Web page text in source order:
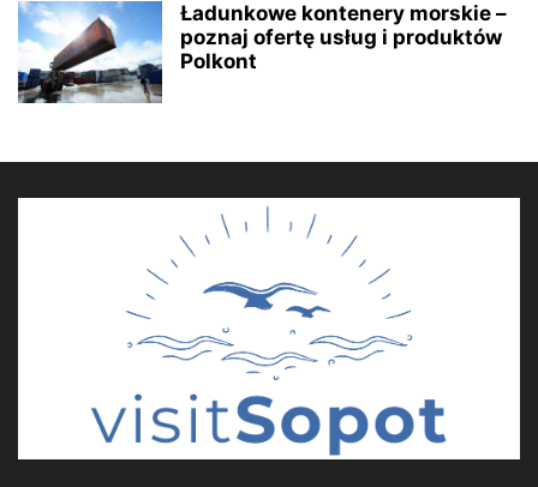
Ładunkowe kontenery morskie –
poznaj ofertę usług i produktów
Polkont